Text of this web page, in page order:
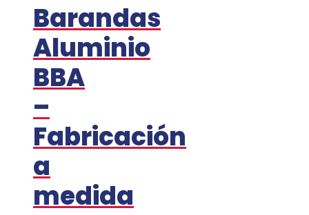
Barandas
Aluminio
BBA
–
Fabricación
a
medida